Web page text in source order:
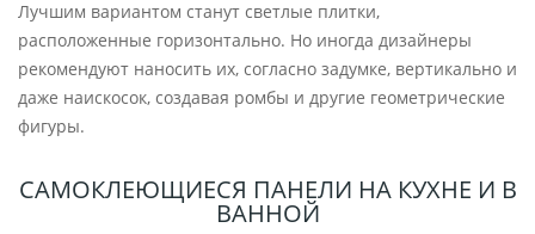
Лучшим вариантом станут светлые плитки,
расположенные горизонтально. Но иногда дизайнеры
рекомендуют наносить их, согласно задумке, вертикально и
даже наискосок, создавая ромбы и другие геометрические
фигуры.
САМОКЛЕЮЩИЕСЯ ПАНЕЛИ НА КУХНЕ И В
ВАННОЙ